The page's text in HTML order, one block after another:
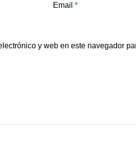
Email *
y web en este navegador